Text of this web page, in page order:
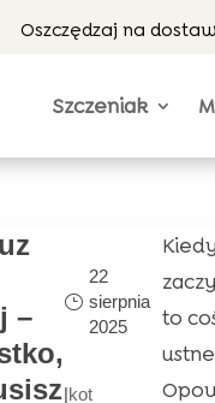
Oszczędzaj na
Szczeniak
–
22
sierpnia
2025
|kot
to